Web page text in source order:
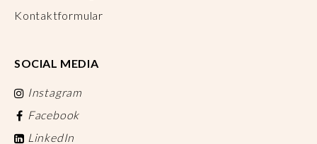
Kontaktformular
SOCIAL MEDIA
Instagram
Facebook
LinkedIn